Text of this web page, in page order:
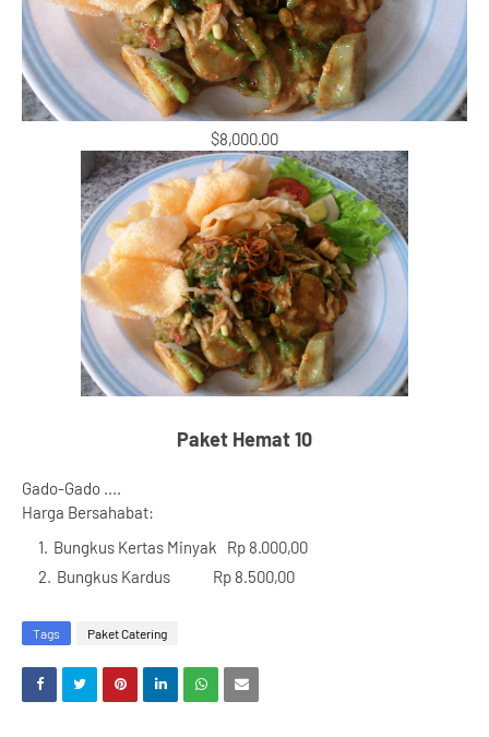
$8,000.00
Paket Hemat 10
Gado-Gado ....
Harga Bersahabat:
Bungkus Kertas Minyak Rp 8.000,00
Bungkus Kardus Rp 8.500,00
Tags Paket Catering